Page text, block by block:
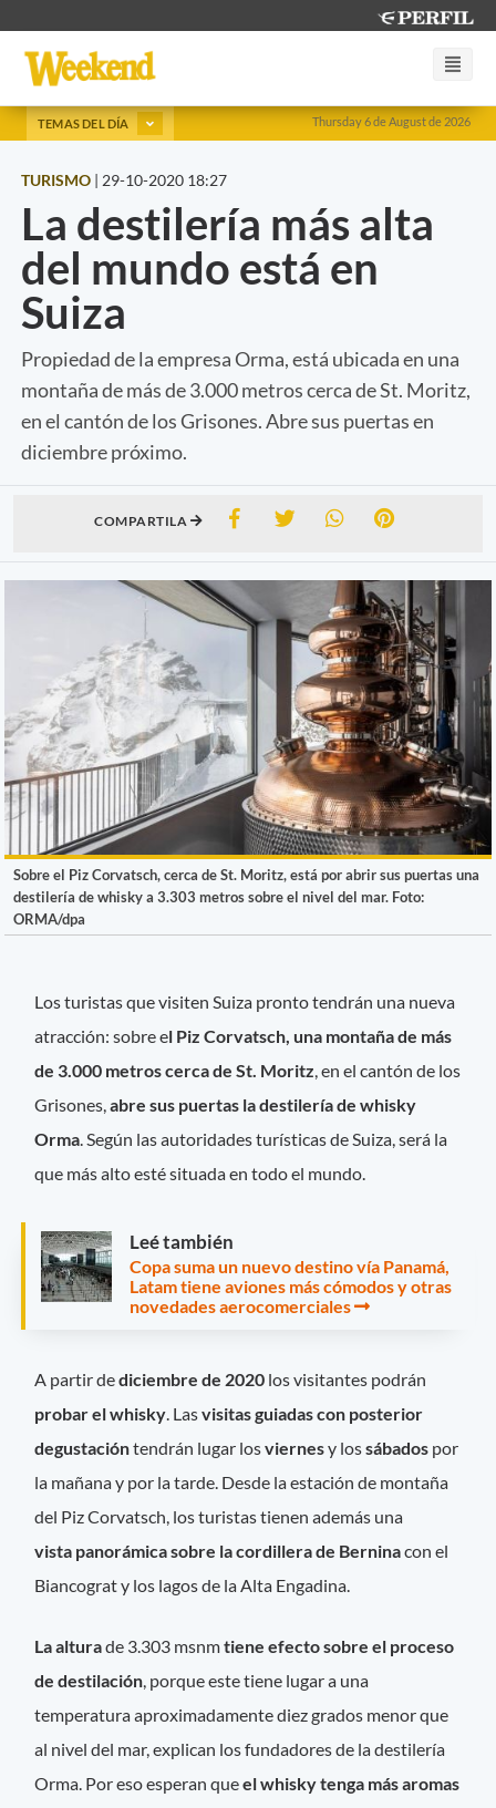
Thursday 6 de August de 2026
TEMAS DEL DÍA
TURISMO | 29-10-2020 18:27
La destilería más alta
del mundo está en
Suiza
Propiedad de la empresa Orma, está ubicada en una
montaña de más de 3.000 metros cerca de St. Moritz,
en el cantón de los Grisones. Abre sus puertas en
diciembre próximo.
COMPARTILA
Sobre el Piz Corvatsch, cerca de St. Moritz, está por abrir sus puertas una
destilería de whisky a 3.303 metros sobre el nivel del mar. Foto:
ORMA/dpa
Los turistas que visiten Suiza pronto tendrán una nueva
atracción: sobre el Piz Corvatsch, una montaña de más
de 3.000 metros cerca de St. Moritz , en el cantón de los
Grisones, abre sus puertas la destilería de whisky
Orma . Según las autoridades turísticas de Suiza, será la
que más alto esté situada en todo el mundo.
Leé también
Copa suma un nuevo destino vía Panamá,
Latam tiene aviones más cómodos y otras
novedades aerocomerciales
A partir dediciembre de 2020 los visitantes podrán
probar el whisky. Lasvisitas guiadas con posterior
degustacióntendrán lugar losviernesy lossábados por
la mañana y por la tarde. Desde la estación de montaña
del Piz Corvatsch, los turistas tienen además una
vista panorámica sobre la cordillera de Berninacon el
Biancograt y los lagos de la Alta Engadina.
La alturade 3.303 msnmtiene efecto sobre el proceso
de destilación, porque este tiene lugar a una
temperatura aproximadamente diez grados menor que
al nivel del mar, explican los fundadores de la destilería
Orma. Por eso esperan queel whisky tenga más aromas